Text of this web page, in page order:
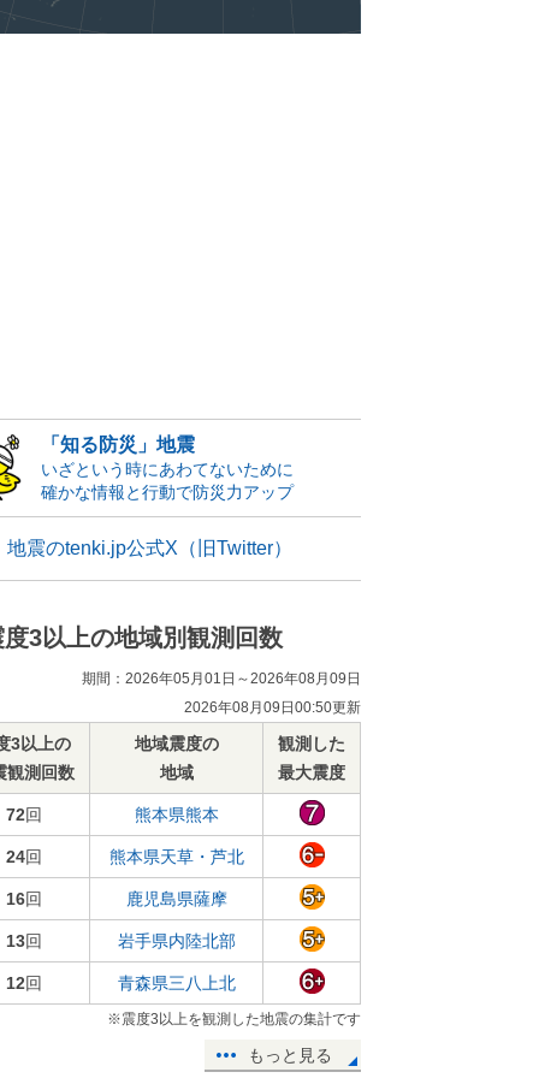
「知る防災」地震
いざという時にあわてないために
確かな情報と行動で防災力アップ
地震のtenki.jp公式X（旧Twitter）
度3以上の地域別観測回数
期間：2026年05月01日～2026年08月09日
2026年08月09日00:50更新
3以上の
観測回数
地域震度の
地域
観測した
最大震度
72回 熊本県熊本
24回 熊本県天草・芦北
16回 鹿児島県薩摩
13回 岩手県内陸北部
12回 青森県三八上北
※震度3以上を観測した地震の集計です
もっと見る